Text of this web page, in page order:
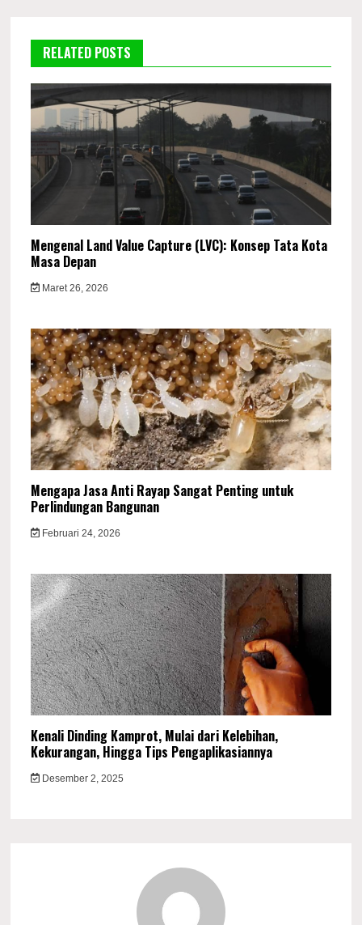
RELATED POSTS
Mengenal Land Value Capture (LVC): Konsep Tata Kota
Masa Depan
Maret 26, 2026
Mengapa Jasa Anti Rayap Sangat Penting untuk
Perlindungan Bangunan
Februari 24, 2026
Kenali Dinding Kamprot, Mulai dari Kelebihan,
Kekurangan, Hingga Tips Pengaplikasiannya
Desember 2, 2025